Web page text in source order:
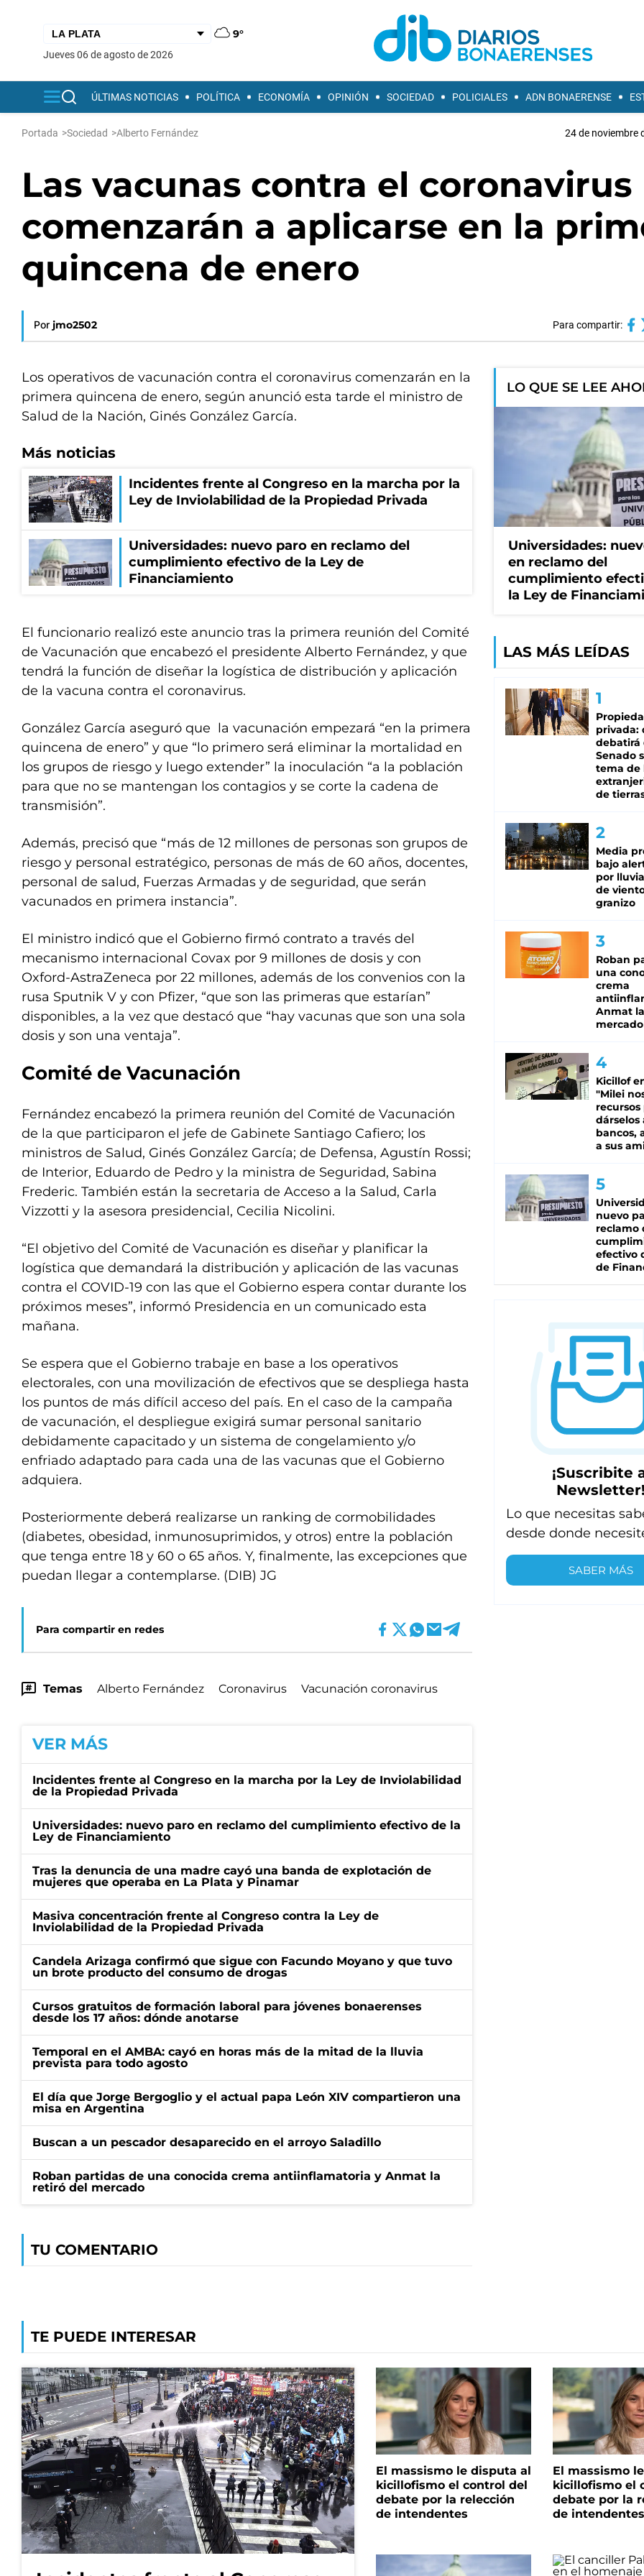
9°
jueves 06 de agosto de 2026
ÚLTIMAS NOTICIAS POLÍTICA ECONOMÍA OPINIÓN SOCIEDAD POLICIALES ADN BONAERENSE
Portada >Sociedad >Alberto Fernández 24 de noviembre
Las vacunas contra el coronavirus
comenzarán a aplicarse en la
quincena de enero
Por jmo2502 Para compartir:
Los operativos de vacunación contra el coronavirus comenzarán en la
primera quincena de enero, según anunció esta tarde el ministro de
Salud de la Nación, Ginés González García.
Más noticias
Incidentes frente al Congreso en la marcha por la
Ley de Inviolabilidad de la Propiedad Privada
Universidades: nuevo paro en reclamo del
cumplimiento efectivo de la Ley de
Financiamiento
El funcionario realizó este anuncio tras la primera reunión del Comité
de Vacunación que encabezó el presidente Alberto Fernández, y que
tendrá la función de diseñar la logística de distribución y aplicación
de la vacuna contra el coronavirus.
González García aseguró que la vacunación empezará “en la primera
quincena de enero” y que “lo primero será eliminar la mortalidad en
los grupos de riesgo y luego extender” la inoculación “a la población
para que no se mantengan los contagios y se corte la cadena de
transmisión”.
Además, precisó que “más de 12 millones de personas son grupos de
riesgo y personal estratégico, personas de más de 60 años, docentes,
personal de salud, Fuerzas Armadas y de seguridad, que serán
vacunados en primera instancia”.
El ministro indicó que el Gobierno firmó contrato a través del
mecanismo internacional Covax por 9 millones de dosis y con
Oxford-AstraZeneca por 22 millones, además de los convenios con la
rusa Sputnik V y con Pfizer, “que son las primeras que estarían”
disponibles, a la vez que destacó que “hay vacunas que son una sola
dosis y son una ventaja”.
Comité de Vacunación
Fernández encabezó la primera reunión del Comité de Vacunación
de la que participaron el jefe de Gabinete Santiago Cafiero; los
ministros de Salud, Ginés González García; de Defensa, Agustín Rossi;
de Interior, Eduardo de Pedro y la ministra de Seguridad, Sabina
Frederic. También están la secretaria de Acceso a la Salud, Carla
Vizzotti y la asesora presidencial, Cecilia Nicolini.
“El objetivo del Comité de Vacunación es diseñar y planificar la
logística que demandará la distribución y aplicación de las vacunas
contra el COVID-19 con las que el Gobierno espera contar durante los
próximos meses”, informó Presidencia en un comunicado esta
mañana.
Se espera que el Gobierno trabaje en base a los operativos
electorales, con una movilización de efectivos que se despliega hasta
los puntos de más difícil acceso del país. En el caso de la campaña
de vacunación, el despliegue exigirá sumar personal sanitario
debidamente capacitado y un sistema de congelamiento y/o
enfriado adaptado para cada una de las vacunas que el Gobierno
adquiera.
Posteriormente deberá realizarse un ranking de cormobilidades
(diabetes, obesidad, inmunosuprimidos, y otros) entre la población
que tenga entre 18 y 60 o 65 años. Y, finalmente, las excepciones que
puedan llegar a contemplarse. (DIB) JG
Para compartir en redes
Temas Alberto Fernández Coronavirus Vacunación coronavirus
VER MÁS
Incidentes frente al Congreso en la marcha por la Ley de Inviolabilidad
de la Propiedad Privada
Universidades: nuevo paro en reclamo del cumplimiento efectivo de la
Ley de Financiamiento
Tras la denuncia de una madre cayó una banda de explotación de
mujeres que operaba en La Plata y Pinamar
Masiva concentración frente al Congreso contra la Ley de
Inviolabilidad de la Propiedad Privada
Candela Arizaga confirmó que sigue con Facundo Moyano y que tuvo
un brote producto del consumo de drogas
Cursos gratuitos de formación laboral para jóvenes bonaerenses
desde los 17 años: dónde anotarse
Temporal en el AMBA: cayó en horas más de la mitad de la lluvia
prevista para todo agosto
El día que Jorge Bergoglio y el actual papa León XIV compartieron una
misa en Argentina
Buscan a un pescador desaparecido en el arroyo Saladillo
Roban partidas de una conocida crema antiinflamatoria y Anmat la
retiró del mercado
TU COMENTARIO
LO QUE SE LEE
Universidades:
en reclamo del
cumplimiento
la Ley de
LAS MÁS LEÍDAS
privada:
debatirá
Senado
tema de
de
Media
bajo
por
de
granizo
Roban
una
crema
Anmat
mercado
Kicillof
"Milei
recursos
dárselos
bancos,
a sus
nuevo
reclamo
efectivo
de
¡Suscribite
Newsletter!
Lo que necesitas
desde donde
SABER MÁS
TE PUEDE INTERESAR
El massismo le disputa al
kicillofismo el control del
debate por la relección
de intendentes
El massismo
kicillofismo el
debate por la
de intendentes